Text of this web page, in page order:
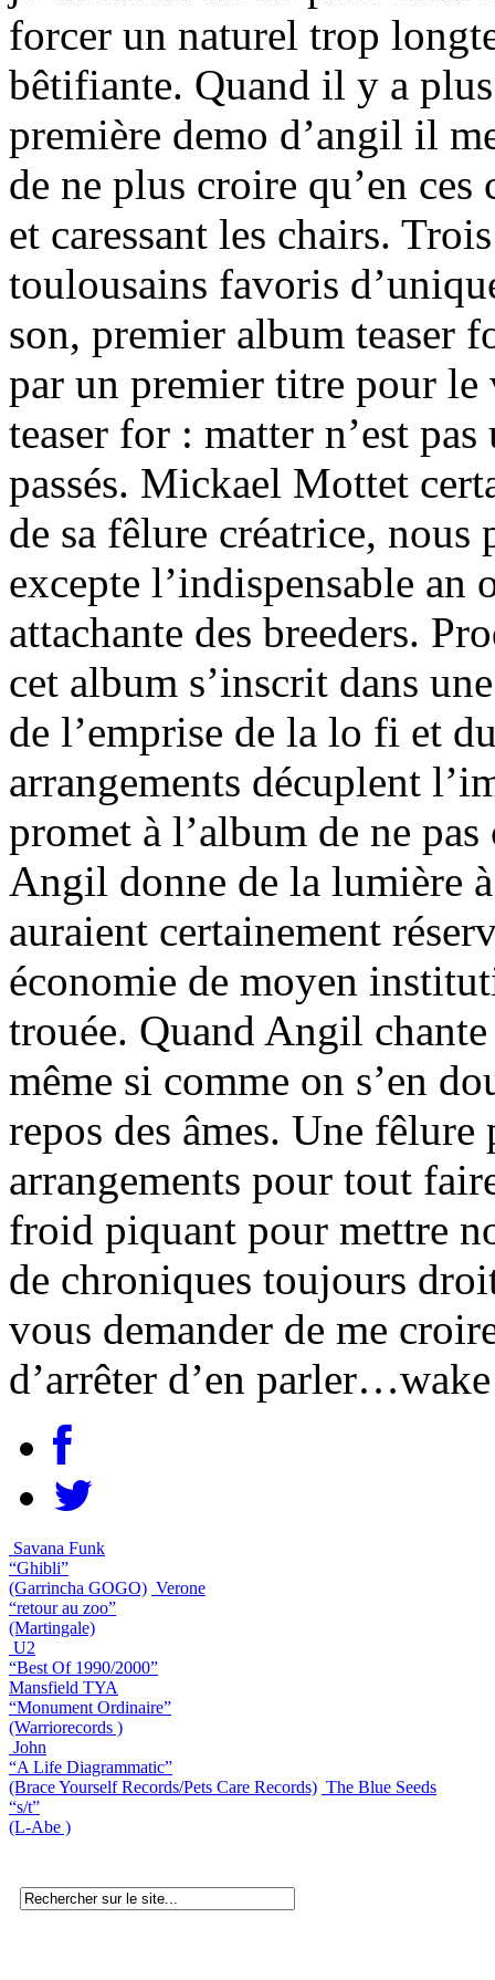
forcer un naturel trop
bêtifiante. Quand il y a
première demo d’angil il
de ne plus croire qu’en
et caressant les chairs.
toulousains favoris
son, premier album teaser
par un premier titre pour
teaser for : matter n’est
passés. Mickael Mottet
de sa fêlure créatrice, nous
excepte l’indispensable an
attachante des breeders.
cet album s’inscrit dans
de l’emprise de la lo fi et
arrangements décuplent
promet à l’album de ne
Angil donne de la lumière à
auraient certainement
économie de moyen
trouée. Quand Angil
même si comme on s’en
repos des âmes. Une
arrangements pour tout
froid piquant pour mettre
de chroniques toujours
vous demander de me
d’arrêter d’en
Savana Funk
“Ghibli”
(Garrincha GOGO) Verone
“retour au zoo”
(Martingale)
U2
“Best Of 1990/2000”
Mansfield TYA
“Monument Ordinaire”
(Warriorecords )
John
“A Life Diagrammatic”
(Brace Yourself Records/Pets Care Records) The Blue Seeds
“s/t”
(L-Abe )